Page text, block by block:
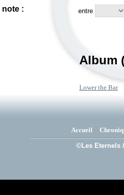
note : entre
Album
Lower the Bar
Accueil
©Les Eternels